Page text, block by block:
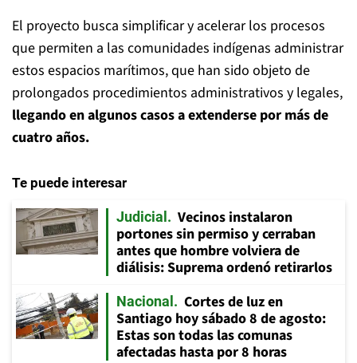
El proyecto busca simplificar y acelerar los procesos
que permiten a las comunidades indígenas administrar
estos espacios marítimos, que han sido objeto de
prolongados procedimientos administrativos y legales,
llegando en algunos casos a extenderse por más de
cuatro años.
Te puede interesar
Judicial
Vecinos instalaron
portones sin permiso y cerraban
antes que hombre volviera de
diálisis: Suprema ordenó retirarlos
Nacional
Cortes de luz en
Santiago hoy sábado 8 de agosto:
Estas son todas las comunas
afectadas hasta por 8 horas